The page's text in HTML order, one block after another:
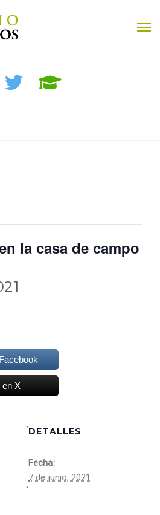
la casa de campo
en X
DETALLES
Fecha:
7 de junio, 2021